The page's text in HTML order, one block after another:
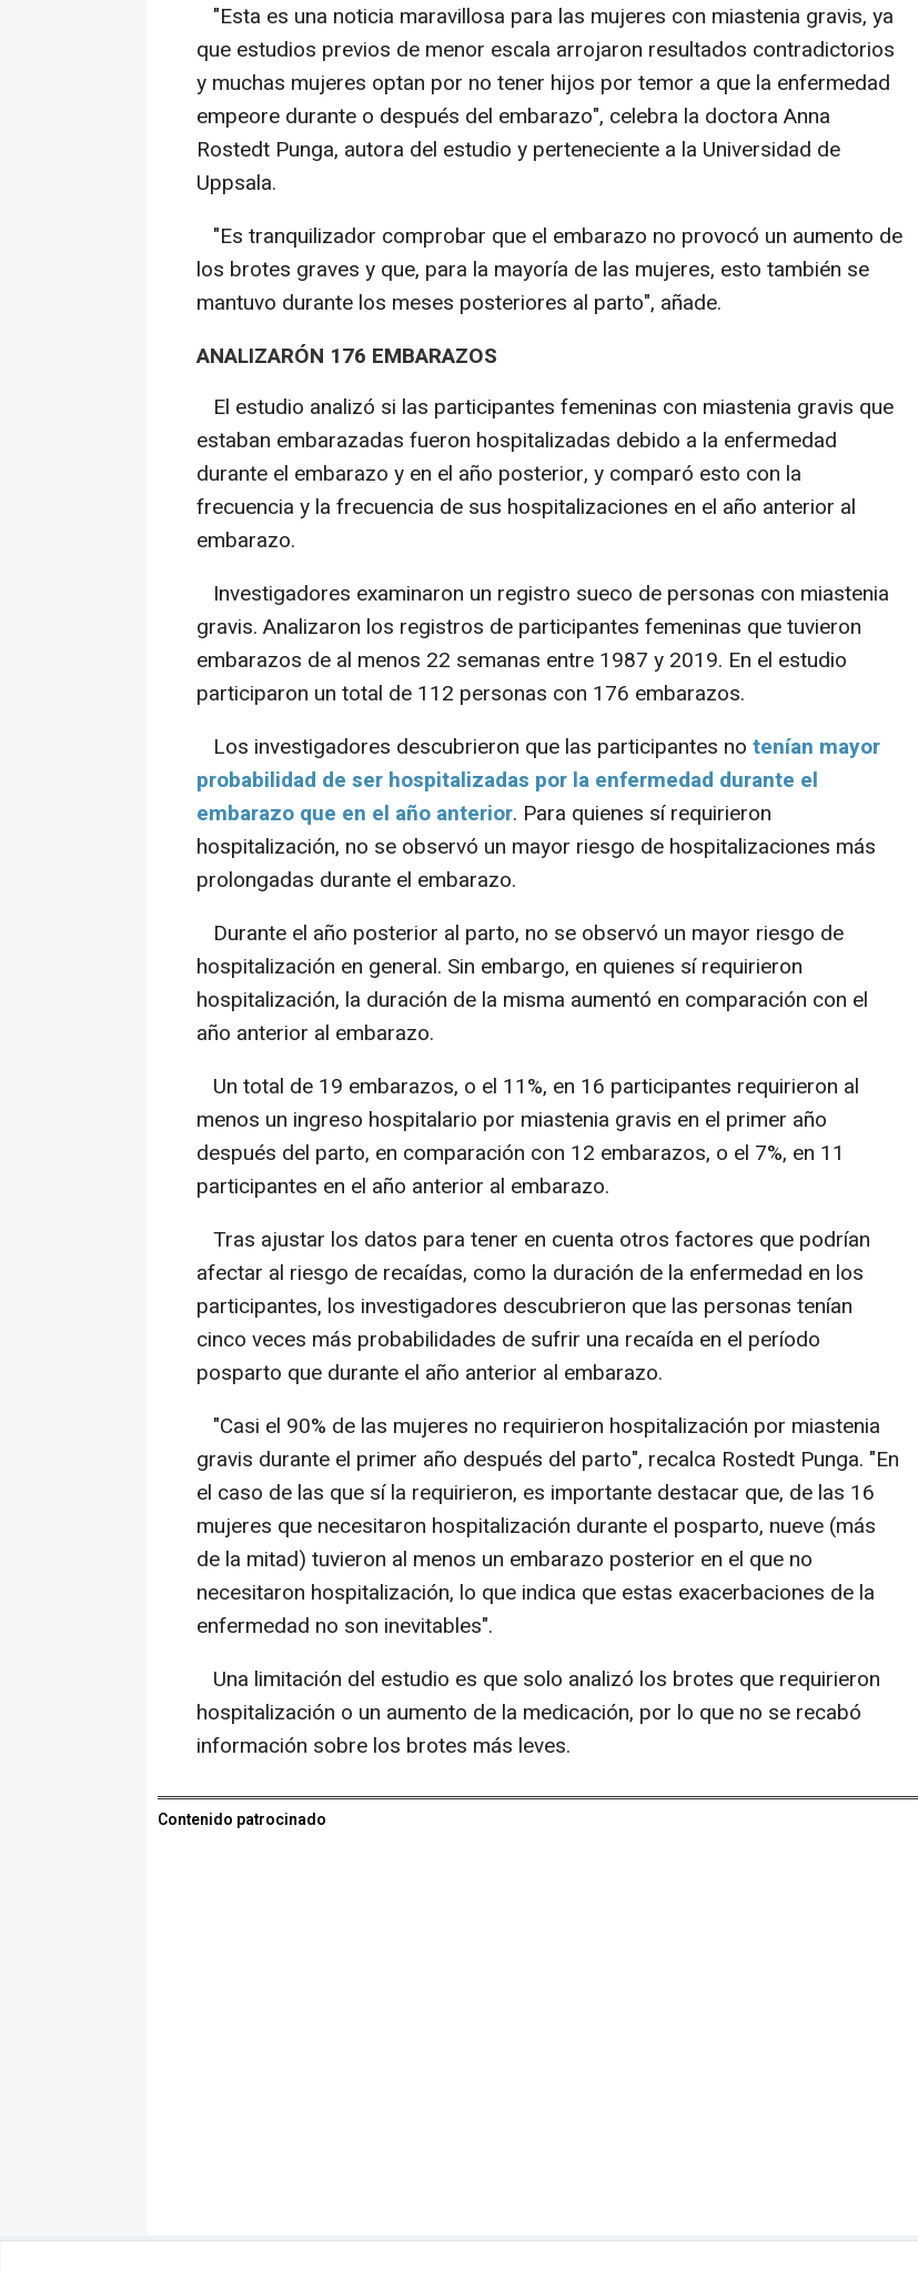
"Esta es una noticia maravillosa para las mujeres con miastenia gravis, ya
que estudios previos de menor escala arrojaron resultados contradictorios
y muchas mujeres optan por no tener hijos por temor a que la enfermedad
empeore durante o después del embarazo", celebra la doctora Anna
Rostedt Punga, autora del estudio y perteneciente a la Universidad de
Uppsala.
"Es tranquilizador comprobar que el embarazo no provocó un aumento de
los brotes graves y que, para la mayoría de las mujeres, esto también se
mantuvo durante los meses posteriores al parto", añade.
ANALIZARÓN 176 EMBARAZOS
El estudio analizó si las participantes femeninas con miastenia gravis que
estaban embarazadas fueron hospitalizadas debido a la enfermedad
durante el embarazo y en el año posterior, y comparó esto con la
frecuencia y la frecuencia de sus hospitalizaciones en el año anterior al
embarazo.
Investigadores examinaron un registro sueco de personas con miastenia
gravis. Analizaron los registros de participantes femeninas que tuvieron
embarazos de al menos 22 semanas entre 1987 y 2019. En el estudio
participaron un total de 112 personas con 176 embarazos.
Los investigadores descubrieron que las participantes no tenían mayor
probabilidad de ser hospitalizadas por la enfermedad durante el
embarazo que en el año anterior. Para quienes sí requirieron
hospitalización, no se observó un mayor riesgo de hospitalizaciones más
prolongadas durante el embarazo.
Durante el año posterior al parto, no se observó un mayor riesgo de
hospitalización en general. Sin embargo, en quienes sí requirieron
hospitalización, la duración de la misma aumentó en comparación con el
año anterior al embarazo.
Un total de 19 embarazos, o el 11%, en 16 participantes requirieron al
menos un ingreso hospitalario por miastenia gravis en el primer año
después del parto, en comparación con 12 embarazos, o el 7%, en 11
participantes en el año anterior al embarazo.
Tras ajustar los datos para tener en cuenta otros factores que podrían
afectar al riesgo de recaídas, como la duración de la enfermedad en los
participantes, los investigadores descubrieron que las personas tenían
cinco veces más probabilidades de sufrir una recaída en el período
posparto que durante el año anterior al embarazo.
"Casi el 90% de las mujeres no requirieron hospitalización por miastenia
gravis durante el primer año después del parto", recalca Rostedt Punga. "En
el caso de las que sí la requirieron, es importante destacar que, de las 16
mujeres que necesitaron hospitalización durante el posparto, nueve (más
de la mitad) tuvieron al menos un embarazo posterior en el que no
necesitaron hospitalización, lo que indica que estas exacerbaciones de la
enfermedad no son inevitables".
Una limitación del estudio es que solo analizó los brotes que requirieron
hospitalización o un aumento de la medicación, por lo que no se recabó
información sobre los brotes más leves.
Contenido patrocinado